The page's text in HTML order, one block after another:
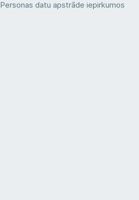
Personas datu apstrāde iepirkumos